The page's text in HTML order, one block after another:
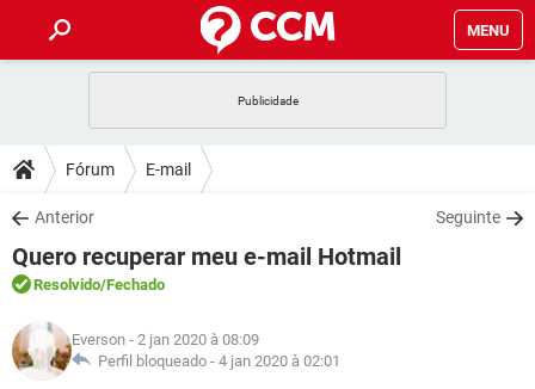
MENU
CELULAR
OUTLOOK
INSTAGRAM GMAIL
GUIA DE COMPRAS
DICAS
JOGOS
OUTLOOK
INSTAGRAM
GUIA DE COMPRAS
DOWNLOADS
JOGOS WHATSAPP
CELULAR
OUTLOOK
INSTAGRAM
FÓRUM
JOGOS
CELULAR FACEBOOK
GLOSSÁRIO
JOGOS
Fórum E-mail
Anterior Seguinte
Quero recuperar meu e-mail Hotmail
Resolvido/Fechado
Everson - 2 jan 2020 à 08:09
Perfil bloqueado - 4 jan 2020 à 02:01